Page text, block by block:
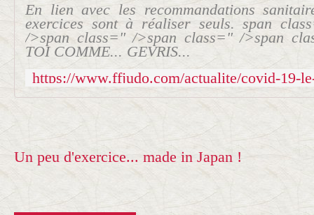
En lien avec les recommandations
exercices sont à réaliser seuls. span
/>span class=" />span class=" />span
TOI COMME... GEVRIS...
Un peu d'exercice... made in Japan !